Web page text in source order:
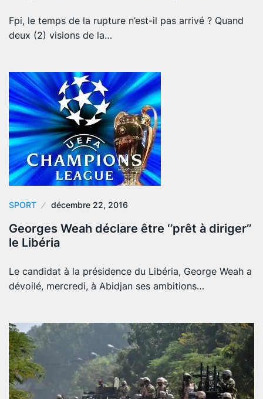
Fpi, le temps de la rupture n’est-il pas arrivé ? Quand
deux (2) visions de la…
SPORT décembre 22, 2016
Georges Weah déclare être ‘’prêt à diriger’’
le Libéria
Le candidat à la présidence du Libéria, George Weah a
dévoilé, mercredi, à Abidjan ses ambitions…